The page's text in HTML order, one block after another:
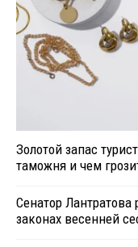
Золотой запас
таможня и чем
Сенатор
законах весенней